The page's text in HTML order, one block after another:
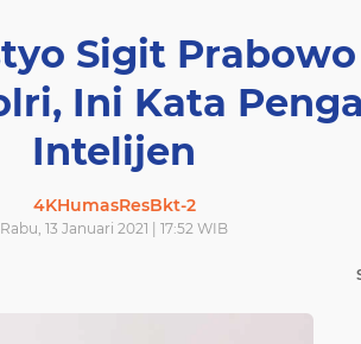
Sigit
Ini Kata
Intelijen
4KHumasResBkt-2
Rabu, 13 Januari 2021 | 17:52 WIB